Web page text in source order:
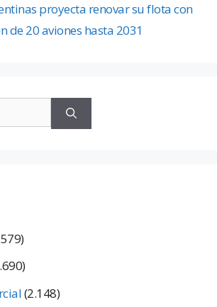
proyecta renovar su flota con
de 20 aviones hasta 2031
(2.148)